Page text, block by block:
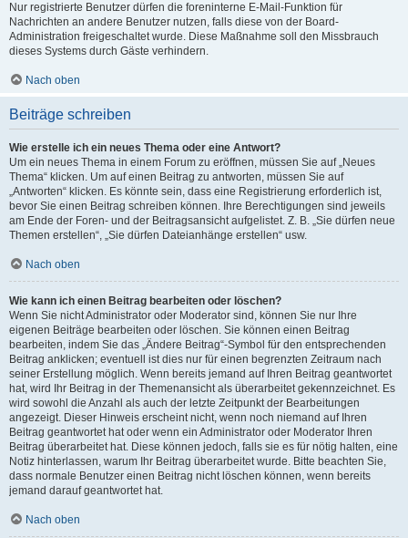
Nur registrierte Benutzer dürfen die foreninterne E-Mail-Funktion für
Nachrichten an andere Benutzer nutzen, falls diese von der Board-
Administration freigeschaltet wurde. Diese Maßnahme soll den Missbrauch
dieses Systems durch Gäste verhindern.
Nach oben
Beiträge schreiben
Wie erstelle ich ein neues Thema oder eine Antwort?
Um ein neues Thema in einem Forum zu eröffnen, müssen Sie auf „Neues
Thema“ klicken. Um auf einen Beitrag zu antworten, müssen Sie auf
„Antworten“ klicken. Es könnte sein, dass eine Registrierung erforderlich ist,
bevor Sie einen Beitrag schreiben können. Ihre Berechtigungen sind jeweils
am Ende der Foren- und der Beitragsansicht aufgelistet. Z. B. „Sie dürfen neue
Themen erstellen“, „Sie dürfen Dateianhänge erstellen“ usw.
Nach oben
Wie kann ich einen Beitrag bearbeiten oder löschen?
Wenn Sie nicht Administrator oder Moderator sind, können Sie nur Ihre
eigenen Beiträge bearbeiten oder löschen. Sie können einen Beitrag
bearbeiten, indem Sie das „Ändere Beitrag“-Symbol für den entsprechenden
Beitrag anklicken; eventuell ist dies nur für einen begrenzten Zeitraum nach
seiner Erstellung möglich. Wenn bereits jemand auf Ihren Beitrag geantwortet
hat, wird Ihr Beitrag in der Themenansicht als überarbeitet gekennzeichnet. Es
wird sowohl die Anzahl als auch der letzte Zeitpunkt der Bearbeitungen
angezeigt. Dieser Hinweis erscheint nicht, wenn noch niemand auf Ihren
Beitrag geantwortet hat oder wenn ein Administrator oder Moderator Ihren
Beitrag überarbeitet hat. Diese können jedoch, falls sie es für nötig halten, eine
Notiz hinterlassen, warum Ihr Beitrag überarbeitet wurde. Bitte beachten Sie,
dass normale Benutzer einen Beitrag nicht löschen können, wenn bereits
jemand darauf geantwortet hat.
Nach oben